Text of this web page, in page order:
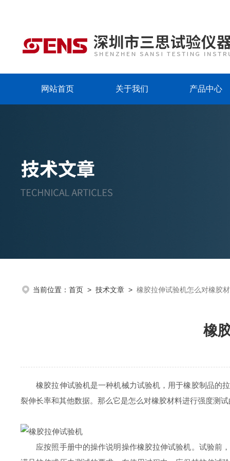
网站首页 关于我们 产品中心
当前位置： 首页 > 技术文章 > 橡胶拉伸试验机怎么对橡胶
橡
橡胶拉伸试验机是一种机械力试验机，用于橡胶制品的拉
裂伸长率和其他数据。那么它是怎么对橡胶材料进行强度测
应按照手册中的操作说明操作橡胶拉伸试验机。试验前，